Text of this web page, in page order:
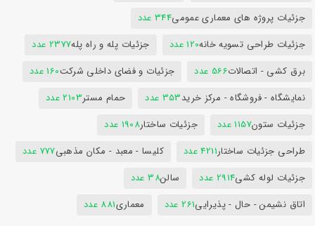
جزئیات پروژه های معماری عمومی344 عدد
جزئیات طراحی تسویه خانه120 عدد جزئیات پله و راه پله2377 عدد
برق کشی - اتصالات566 عدد جزئیات و فضای داخلی شرکت160 عدد
نمایشگاه - فروشگاه - مرکز خرید353 عدد حمام مستر2103 عدد
جزئیات ستون1157 عدد جزئیات ساختار1908 عدد
طراحی جزئیات ساختار4211 عدد کلیسا - معبد - مکان مذهبی777 عدد
جزئیات لوله کشی2914 عدد سالن38 عدد
اتاق نشیمن - حال - پذیرایی261 عدد معماری881 عدد